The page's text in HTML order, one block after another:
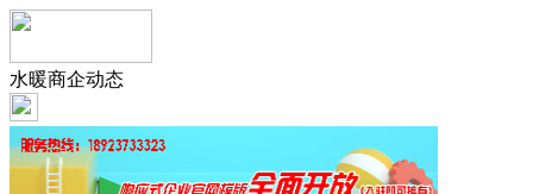
水暖商企动态